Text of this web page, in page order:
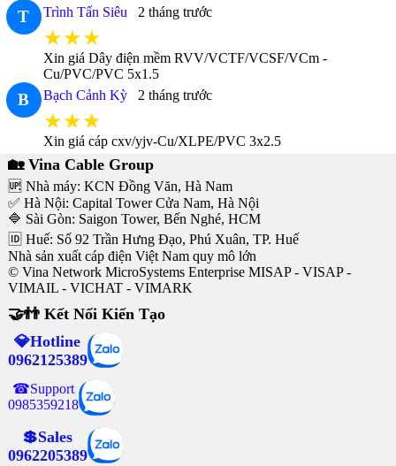
T Trình Tấn Siêu 2 tháng trước
★★★
Xin giá Dây điện mềm RVV/VCTF/VCSF/VCm -
Cu/PVC/PVC 5x1.5
B Bạch Cảnh Kỳ 2 tháng trước
★★★
Xin giá cáp cxv/yjv-Cu/XLPE/PVC 3x2.5
🏡 Vina Cable Group
🆙 Nhà máy: KCN Đồng Văn, Hà Nam
✅ Hà Nội: Capital Tower Cửa Nam, Hà Nội
🔷 Sài Gòn: Saigon Tower, Bến Nghé, HCM
🆔 Huế: Số 92 Trần Hưng Đạo, Phú Xuân, TP. Huế
Nhà sản xuất cáp điện Việt Nam quy mô lớn
© Vina Network MicroSystems Enterprise MISAP - VISAP -
VIMAIL - VICHAT - VIMARK
🤝👬 Kết Nối Kiến Tạo
💎Hotline
0962125389
☎Support
0985359218
💲Sales
0962205389